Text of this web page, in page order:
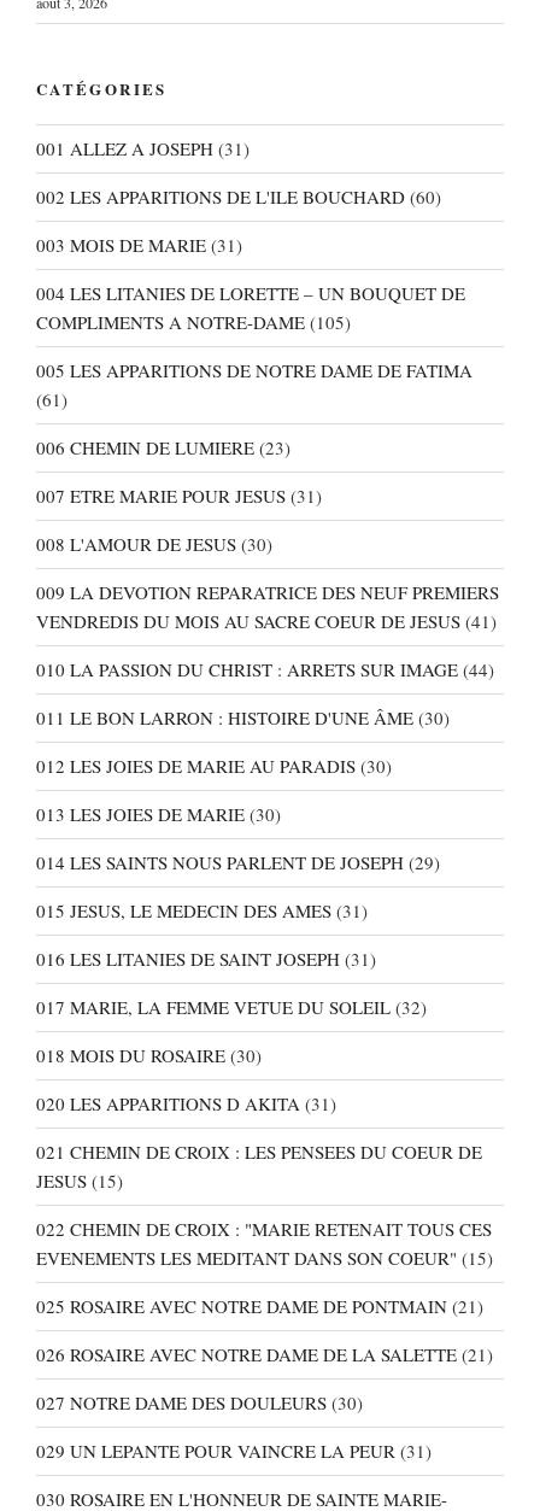
CATÉGORIES
001 ALLEZ A JOSEPH (31)
002 LES APPARITIONS DE L'ILE BOUCHARD (60)
003 MOIS DE MARIE (31)
004 LES LITANIES DE LORETTE – UN BOUQUET DE
COMPLIMENTS A NOTRE-DAME (105)
005 LES APPARITIONS DE NOTRE DAME DE FATIMA
(61)
006 CHEMIN DE LUMIERE (23)
007 ETRE MARIE POUR JESUS (31)
008 L'AMOUR DE JESUS (30)
009 LA DEVOTION REPARATRICE DES NEUF PREMIERS
VENDREDIS DU MOIS AU SACRE COEUR DE JESUS (41)
010 LA PASSION DU CHRIST : ARRETS SUR IMAGE (44)
011 LE BON LARRON : HISTOIRE D'UNE ÂME (30)
012 LES JOIES DE MARIE AU PARADIS (30)
013 LES JOIES DE MARIE (30)
014 LES SAINTS NOUS PARLENT DE JOSEPH (29)
015 JESUS, LE MEDECIN DES AMES (31)
016 LES LITANIES DE SAINT JOSEPH (31)
017 MARIE, LA FEMME VETUE DU SOLEIL (32)
018 MOIS DU ROSAIRE (30)
020 LES APPARITIONS D AKITA (31)
021 CHEMIN DE CROIX : LES PENSEES DU COEUR DE
JESUS (15)
022 CHEMIN DE CROIX : "MARIE RETENAIT TOUS CES
EVENEMENTS LES MEDITANT DANS SON COEUR" (15)
025 ROSAIRE AVEC NOTRE DAME DE PONTMAIN (21)
026 ROSAIRE AVEC NOTRE DAME DE LA SALETTE (21)
027 NOTRE DAME DES DOULEURS (30)
029 UN LEPANTE POUR VAINCRE LA PEUR (31)
030 ROSAIRE EN L'HONNEUR DE SAINTE MARIE-